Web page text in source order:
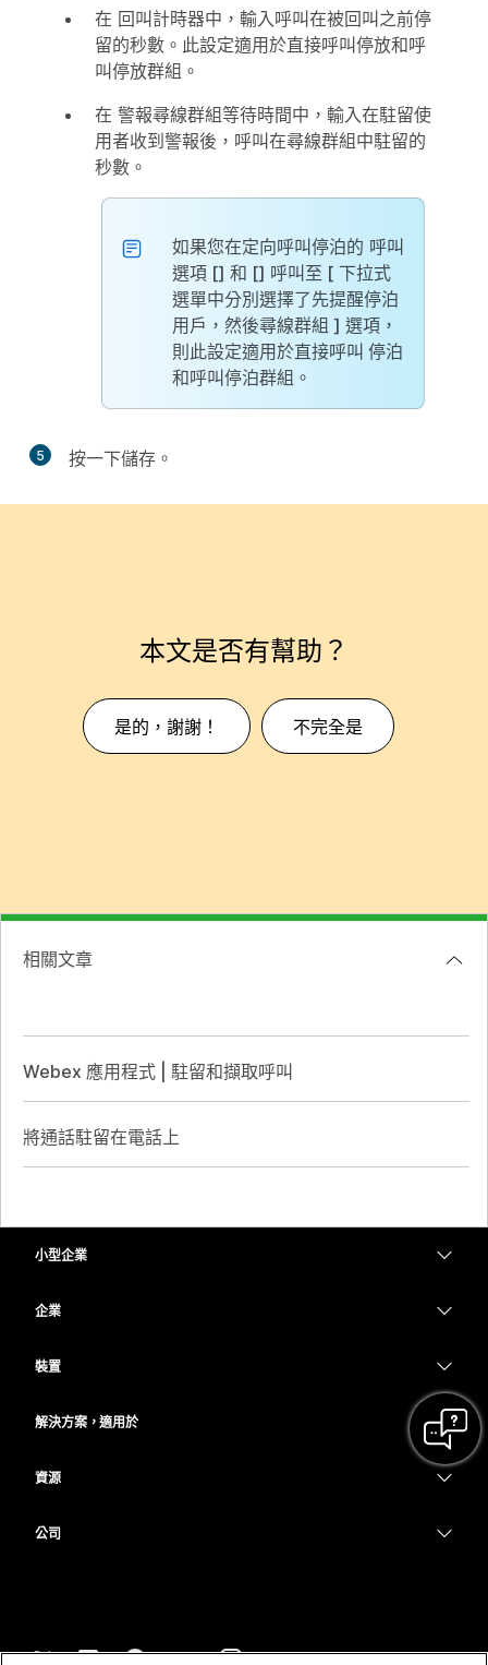
在 回叫計時器中，輸入呼叫在被回叫之前停
留的秒數。此設定適用於直接呼叫停放和呼
叫停放群組。
在 警報尋線群組等待時間中，輸入在駐留使
用者收到警報後，呼叫在尋線群組中駐留的
秒數。
如果您在定向呼叫停泊的 呼叫
選項 [] 和 [] 呼叫至 [ 下拉式
選單中分別選擇了先提醒停泊
用戶，然後尋線群組 ] 選項，
則此設定適用於直接呼叫 停泊
和呼叫停泊群組。
5 按一下儲存 。
本文是否有幫助？
是的，謝謝！ 不完全是
相關文章
Webex 應用程式 | 駐留和擷取呼叫
將通話駐留在電話上
小型企業
企業
Contact Center
裝置
配件
解決方案，適用於
資源
公司
聯絡銷售人員